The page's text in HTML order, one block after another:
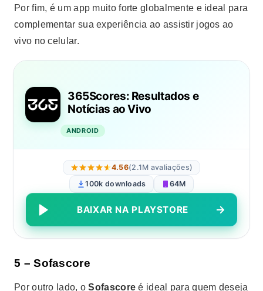
Por fim, é um app muito forte globalmente e ideal para
complementar sua experiência ao assistir jogos ao
vivo no celular.
365Scores: Resultados e
Notícias ao Vivo
ANDROID
4.56(2.1M avaliações)
100k downloads
64M
BAIXAR NA PLAYSTORE
5 – Sofascore
Por outro lado, oSofascore é ideal para quem deseja